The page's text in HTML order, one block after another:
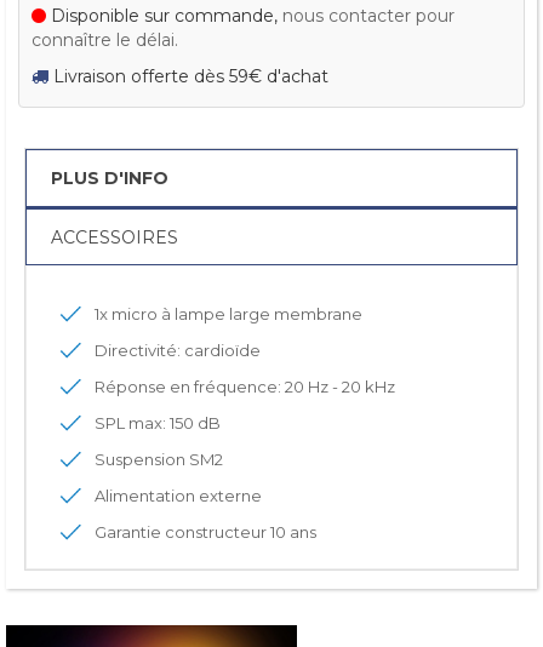
Disponible sur commande, nous contacter pour
connaître le délai.
Livraison offerte dès 59€ d'achat
PLUS D'INFO
ACCESSOIRES
1x micro à lampe large membrane
Directivité: cardioïde
Réponse en fréquence: 20 Hz - 20 kHz
SPL max: 150 dB
Suspension SM2
Alimentation externe
Garantie constructeur 10 ans